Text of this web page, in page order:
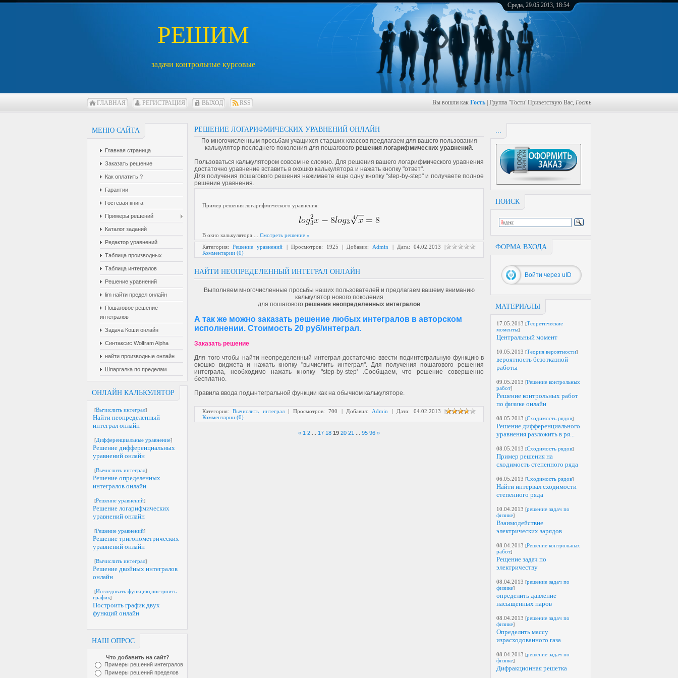
РЕШИМ
задачи контрольные курсовые
Среда, 29.05.2013, 18:54
ГЛАВНАЯ РЕГИСТРАЦИЯ ВЫХОД RSS Вы вошли как Гость | Группа "Гости"Приветствую Вас, Гость
МЕНЮ САЙТА
Главная страница
Заказать решение
Как оплатить ?
Гарантии
Гостевая книга
Примеры решений
Каталог заданий
Редактор уравнений
Таблица производных
Таблица интегралов
Решение уравнений
lim найти предел онлайн
Пошаговое решение
интегралов
Задача Коши онлайн
Синтаксис Wolfram Alpha
найти производные онлайн
Шпаргалка по пределам
ОНЛАЙН КАЛЬКУЛЯТОР
[Вычислить интеграл]
Найти неопределенный
интеграл онлайн
[Дифференциальные уравнение]
Решение дифференциальных
уравнений онлайн
[Вычислить интеграл]
Решение определенных
интегралов онлайн
[Решение уравнений]
Решение логарифмических
уравнений онлайн
[Решение уравнений]
Решение тригонометрических
уравнений онлайн
[Вычислить интеграл]
Решение двойных интегралов
онлайн
[Исследовать функцию,построить
график]
Построить график двух
функций онлайн
НАШ ОПРОС
Что добавить на сайт?
Примеры решений интегралов
Примеры решений пределов
...
ПОИСК
ФОРМА ВХОДА
Войти через uID
МАТЕРИАЛЫ
17.05.2013 [Теоретические
моменты]
Центральный момент
10.05.2013 [Теория вероятности]
вероятность безотказной
работы
09.05.2013 [Решение контрольных
работ]
Решение контрольных работ
по физике онлайн
08.05.2013 [Сходимость рядов]
Решение дифференциального
уравнения разложить в ря...
08.05.2013 [Сходимость рядов]
Пример решения на
сходимость степенного ряда
06.05.2013 [Сходимость рядов]
Найти интервал сходимости
степенного ряда
10.04.2013 [решение задач по
физике]
Взаимодействие
электрических зарядов
08.04.2013 [Решение контрольных
работ]
Рещение задач по
электричеству
08.04.2013 [решение задач по
физике]
определить давление
насыщенных паров
08.04.2013 [решение задач по
физике]
Определить массу
израсходованного газа
08.04.2013 [решение задач по
физике]
Дифракционная решетка
РЕШЕНИЕ ЛОГАРИФМИЧЕСКИХ УРАВНЕНИЙ ОНЛАЙН
По многочисленным просьбам учащихся старших классов предлагаем для вашего пользования
калькулятор последнего поколения для пошагового решения логарифмических уравнений.
Пользоваться калькулятором совсем не сложно. Для решения вашего логарифмического уравнения
достаточно уравнение вставить в окошко калькулятора и нажать кнопку "ответ".
Для получения пошагового решения нажимаете еще одну кнопку "step-by-step" и получаете полное
решение уравнения.
Пример решения логарифмического уравнения:
В окно калькулятора
Смотреть решение »
Категория:Решение уравнений | Просмотров: 1925 | Добавил: Admin | Дата: 04.02.2013 |
Комментарии (0)
НАЙТИ НЕОПРЕДЕЛЕННЫЙ ИНТЕГРАЛ ОНЛАЙН
Выполняем многочисленные просьбы наших пользователей и предлагаем вашему вниманию
калькулятор нового поколения
для пошагового решения неопределенных интегралов
А так же можно заказать решение любых интегралов в авторском
исполнении. Стоимость 20 руб/интеграл.
Заказать решение
Для того чтобы найти неопределенный интеграл достаточно ввести подинтегральную функцию в
окошко виджета и нажать кнопку "вычислить интеграл". Для получения пошагового решения
интеграла, необходимо нажать кнопку "step-by-step' .Сообщаем, что решение совершенно
бесплатно.
Правила ввода подынтегральной функции как на обычном калькуляторе.
Категория:Вычислить интеграл| Просмотров: 700 | Добавил: Admin | Дата: 04.02.2013 |
Комментарии (0)
« 1 2 17 18 19 20 21 95 96 »